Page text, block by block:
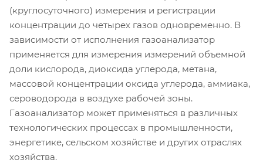
(круглосуточного) измерения и регистрации
концентрации до четырех газов одновременно. В
зависимости от исполнения газоанализатор
применяется для измерения измерений объемной
доли кислорода, диоксида углерода, метана,
массовой концентрации оксида углерода, аммиака,
сероводорода в воздухе рабочей зоны.
Газоанализатор может применяться в различных
технологических процессах в промышленности,
энергетике, сельском хозяйстве и других отраслях
хозяйства.